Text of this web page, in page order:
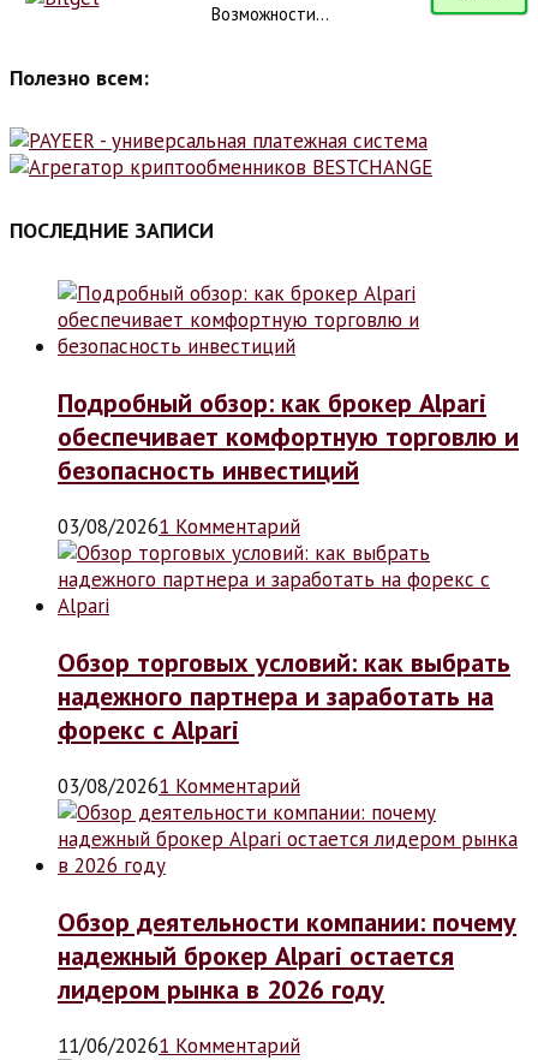
Возможности...
Полезно всем:
ПОСЛЕДНИЕ ЗАПИСИ
Подробный обзор: как брокер Alpari
обеспечивает комфортную торговлю и
безопасность инвестиций
03/08/20261 Комментарий
Обзор торговых условий: как выбрать
надежного партнера и заработать на
форекс с Alpari
03/08/20261 Комментарий
Обзор деятельности компании: почему
надежный брокер Alpari остается
лидером рынка в 2026 году
11/06/20261 Комментарий